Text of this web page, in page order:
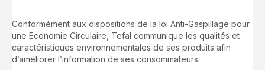
Conformément aux dispositions de la loi Anti-Gaspillage pour
une Economie Circulaire, Tefal communique les qualités et
caractéristiques environnementales de ses produits afin
d’améliorer l’information de ses consommateurs.